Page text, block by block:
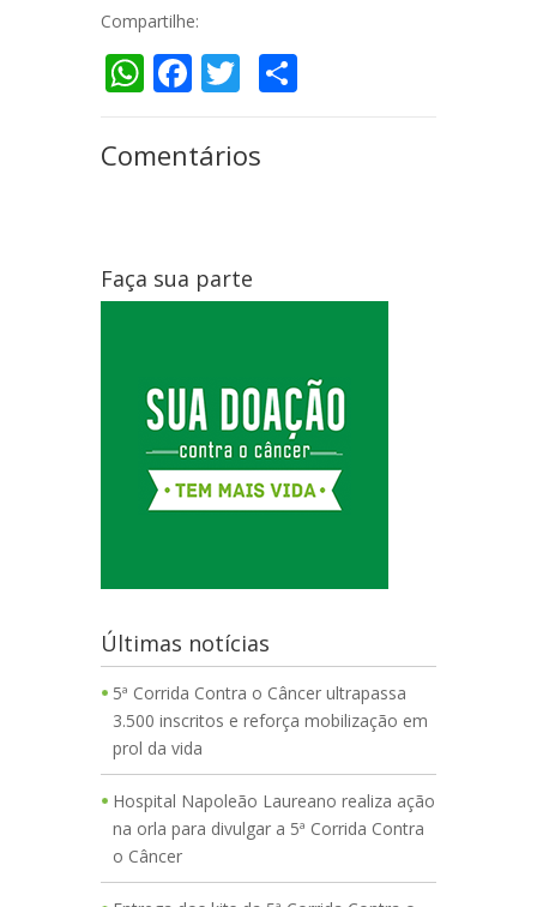
Compartilhe:
WhatsApp
Facebook
Twitter
Comentários
Faça sua parte
Últimas notícias
5ª Corrida Contra o Câncer ultrapassa
3.500 inscritos e reforça mobilização em
prol da vida
Hospital Napoleão Laureano realiza ação
na orla para divulgar a 5ª Corrida Contra
o Câncer